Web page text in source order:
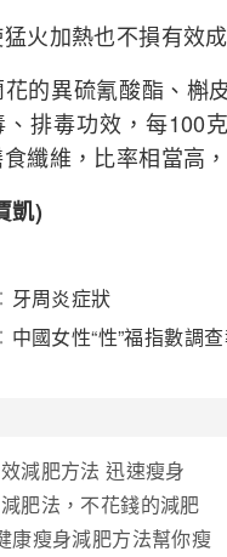
加熱也不損有效
異硫氰酸酯、槲皮
、排毒功效，每100
纖維，比率相當高
凱)
牙周炎症狀
中國女性“性”福指數調
減肥方法 迅速瘦身
肥法，不花錢的減肥
康瘦身減肥方法幫你瘦